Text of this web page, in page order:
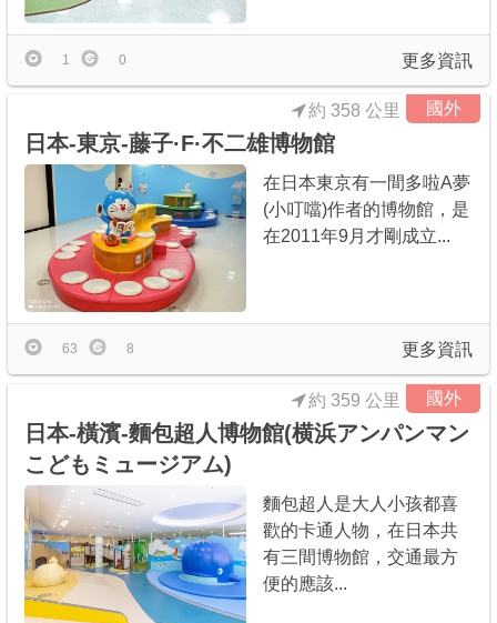
更多資訊
1 0
國外
日本-東京-藤子·F·不二雄博物館
約 358 公里
在日本東京有一間多啦A夢
(小叮噹)作者的博物館，是
在2011年9月才剛成立...
更多資訊
63 8
國外
日本-橫濱-麵包超人博物館(横浜アンパンマン
こどもミュージアム)
約 359 公里
麵包超人是大人小孩都喜
歡的卡通人物，在日本共
有三間博物館，交通最方
便的應該...